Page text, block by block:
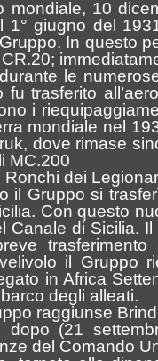
mondiale, 10
giugno del
In questo
le
trasferito
i
mondiale nel
dove rimase
MC.200
dei
il Gruppo si
Con questo
Canale di Sicilia.
velivolo il
in Africa
degli alleati.
raggiunse
dopo (21
del Comando